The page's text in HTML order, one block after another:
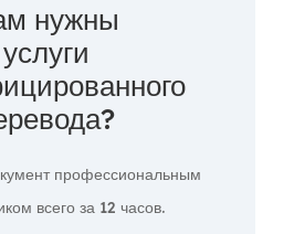
нужны
услуги
профессиональным
всего за 12 часов.